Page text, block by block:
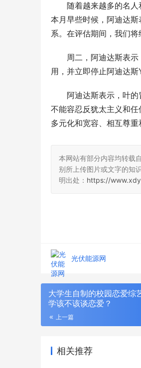
随着越来越多的名
本月早些时候，阿迪达
系。在评估期间，我们
周二，阿迪达斯表
用，并立即停止阿迪达斯
阿迪达斯表示，叶
不能容忍反犹太主义和
多元化和宽容、相互尊重
本网站有部分内容均转载
别所上传图片或文字的知
明出处： https://
光伏能源网
大学生自制的校园恋爱综
学该不该谈恋爱？
上一篇
相关推荐
年度输配电采购平台！75000+精
位，全品类一次二次设备一站式